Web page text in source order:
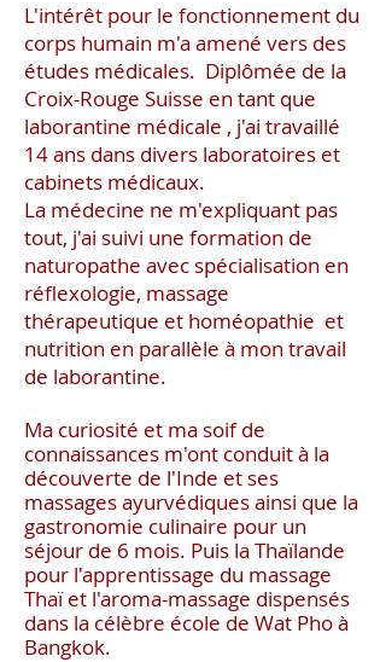
L'intérêt pour le fonctionnement du
corps humain m'a amené vers des
études médicales. Diplômée de la
Croix-Rouge Suisse en tant que
laborantine médicale , j'ai travaillé
14 ans dans divers laboratoires et
cabinets médicaux.
La médecine ne m'expliquant pas
tout, j'ai suivi une formation de
naturopathe avec spécialisation en
réflexologie, massage
thérapeutique et homéopathie et
nutrition en parallèle à mon travail
de laborantine.
Ma curiosité et ma soif de
connaissances m'ont conduit à la
découverte de l'Inde et ses
massages ayurvédiques ainsi que la
gastronomie culinaire pour un
séjour de 6 mois. Puis la Thaïlande
pour l'apprentissage du massage
Thaï et l'aroma-massage dispensés
dans la célèbre école de Wat Pho à
Bangkok.